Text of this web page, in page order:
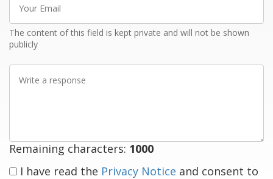
Email
The content of this field is kept private and will not be shown
publicly
Remaining characters: 1000
I have read the Privacy Notice and consent to